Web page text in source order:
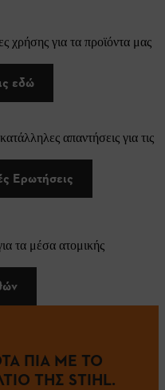
χρήσης για τα προϊόντα μας
εδώ
απαντήσεις για τις
Ερωτήσεις
τα μέσα ατομικής
ΠΙΑ ΜΕ ΤΟ
ΤΗΣ STIHL.